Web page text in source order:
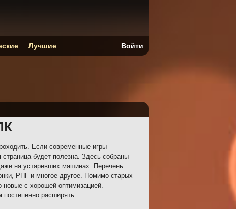
Если современные игры
будет полезна. Здесь собраны
на устаревших машинах. Перечень
РПГ и многое другое. Помимо старых
новые с хорошей оптимизацией.
расширять.
Лучшие Войти